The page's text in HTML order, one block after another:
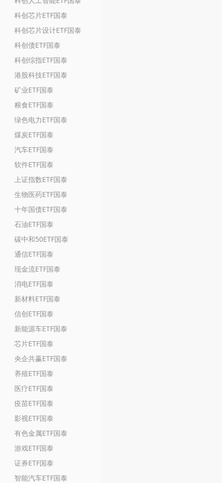
科创芯片ETF国泰
科创芯片设计ETF国泰
科创债ETF国泰
科创综指ETF国泰
港股科技ETF国泰
矿业ETF国泰
粮食ETF国泰
绿色电力ETF国泰
煤炭ETF国泰
汽车ETF国泰
软件ETF国泰
上证指数ETF国泰
生物医药ETF国泰
十年国债ETF国泰
石油ETF国泰
碳中和50ETF国泰
通信ETF国泰
现金流ETF国泰
消电ETF国泰
新材料ETF国泰
信创ETF国泰
新能源车ETF国泰
芯片ETF国泰
央企共赢ETF国泰
养殖ETF国泰
医疗ETF国泰
疫苗ETF国泰
影视ETF国泰
有色金属ETF国泰
游戏ETF国泰
证券ETF国泰
智能汽车ETF国泰